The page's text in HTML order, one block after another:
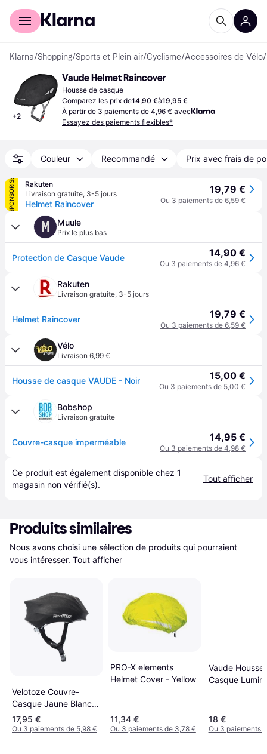
Acheter avec Klarna
Klarna/Shopping/Sports et Plein air/Cyclisme/Accessoires de Vélo/
+2
Vaude Helmet Raincover
Housse de casque
Comparez les prix de14,90 €à19,95 €
À partir de 3 paiements de 4,96 € avec
Essayez des paiements flexibles*
Couleur Recommandé Prix avec frais de
SPONSORISÉ
Rakuten
Livraison gratuite, 3-5 jours
Helmet Raincover
19,79 €
Ou 3 paiements de 6,59 €
M Muule
Prix le plus bas
Protection de Casque Vaude 14,90 €
Ou 3 paiements de 4,96 €
Rakuten
Livraison gratuite, 3-5 jours
Helmet Raincover 19,79 €
Ou 3 paiements de 6,59 €
Vélo
Livraison 6,99 €
Housse de casque VAUDE - Noir 15,00 €
Ou 3 paiements de 5,00 €
Bobshop
Livraison gratuite
Couvre-casque imperméable 14,95 €
Ou 3 paiements de 4,98 €
Ce produit est également disponible chez 1
magasin non vérifié(s).
Tout afficher
Produits similaires
Nous avons choisi une sélection de produits qui pourraient
vous intéresser. Tout afficher
Velotoze Couvre-
Casque Jaune Blanc
White
17,95 €
Ou 3 paiements de 5,98 €
PRO-X elements
Helmet Cover - Yellow
11,34 €
Ou 3 paiements de 3,78 €
Vaude Housse
Casque
18 €
Ou 3 paiements